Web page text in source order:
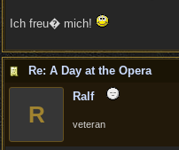
Ich freu� mich!
Re: A Day at the Opera
R
Ralf
veteran